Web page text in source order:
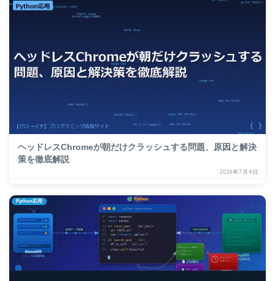
ヘッドレスChromeが朝だけクラッシュする問題、原因と解決
策を徹底解説
2026年7月4日
Python応用